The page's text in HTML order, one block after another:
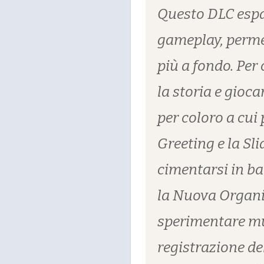
Questo DLC
gameplay,
più a fondo.
la storia e
per coloro a cui
Greeting e la
cimentarsi in
la Nuova
sperimentare
registrazione